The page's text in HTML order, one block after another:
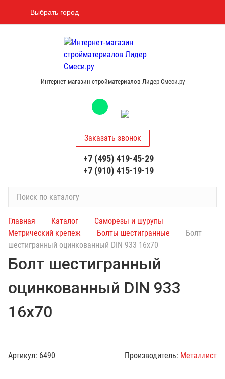
Выбрать город
Интернет-магазин стройматериалов Лидер Смеси.ру
и
с
о
а
а
у
Заказать звонок
+7 (495) 419-45-29
+7 (910) 415-19-19
Главная Каталог
Саморезы и шурупы
Метрический крепеж
Болты шестигранные
Болт
шестигранный оцинкованный DIN 933 16х70
Болт шестигранный
оцинкованный DIN 933
16х70
Артикул: 6490 Производитель: Металлист